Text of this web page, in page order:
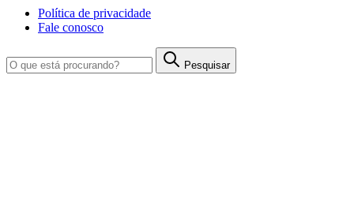
Política de privacidade
Fale conosco
Pesquisar